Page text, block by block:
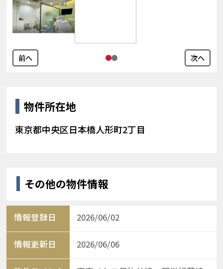
前へ 次へ
物件所在地
東京都中央区日本橋人形町2丁目
その他の物件情報
情報登録日 2026/06/02
情報更新日 2026/06/06